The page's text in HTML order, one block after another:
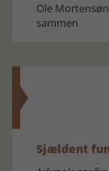
Ole
sammen
Sjældent